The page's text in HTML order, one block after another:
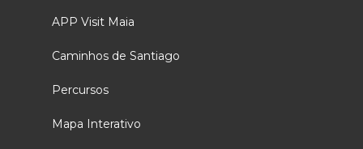
APP Visit Maia
Caminhos de Santiago
Percursos
Mapa Interativo